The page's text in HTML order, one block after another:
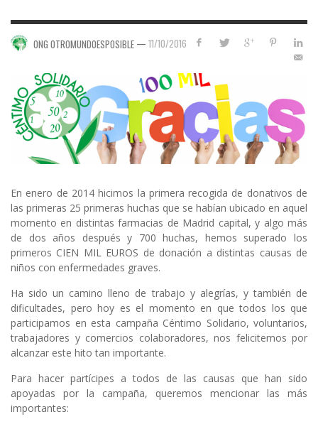
ONG OTROMUNDOESPOSIBLE — 11/10/2016
En enero de 2014 hicimos la primera recogida de donativos de
las primeras 25 primeras huchas que se habían ubicado en aquel
momento en distintas farmacias de Madrid capital, y algo más
de dos años después y 700 huchas, hemos superado los
primeros CIEN MIL EUROS de donación a distintas causas de
niños con enfermedades graves.
Ha sido un camino lleno de trabajo y alegrías, y también de
dificultades, pero hoy es el momento en que todos los que
participamos en esta campaña Céntimo Solidario, voluntarios,
trabajadores y comercios colaboradores, nos felicitemos por
alcanzar este hito tan importante.
Para hacer partícipes a todos de las causas que han sido
apoyadas por la campaña, queremos mencionar las más
importantes: